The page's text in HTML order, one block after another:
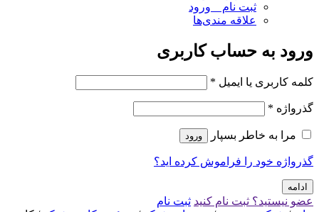
ثبت نام _ ورود
علاقه مندی‌ها
ورود به حساب کاربری
کلمه کاربری یا ایمیل *
گذرواژه *
مرا به خاطر بسپار ورود
گذرواژه خود را فراموش کرده اید؟
ادامه
عضو نیستید؟ ثبت نام کنید ثبت نام